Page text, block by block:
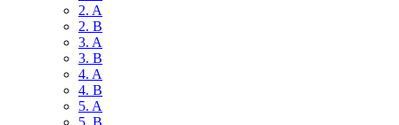
2. A
2. B
3. A
3. B
4. A
4. B
5. A
5. B